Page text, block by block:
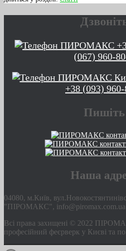
(067) 960-
+38 (093)
Наша
04080, м.Київ,
"ПІРОМАКС", info@piromax.com.ua
Всі права захищені © 2022
професійний феєрверк у Києві та по